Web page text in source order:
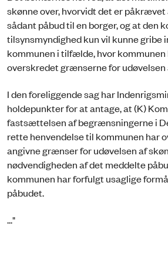
skønne over, hvorvidt det er påkrævet
sådant påbud til en borger, og at den
tilsynsmyndighed kun vil kunne gribe
kommunen i tilfælde, hvor
overskredet grænserne for udøvelsen
I den foreliggende sag har
holdepunkter for at antage, at (K)
fastsættelsen af begrænsningerne i
rette henvendelse til kommunen har
angivne grænser for udøvelsen af
nødvendigheden af det meddelte
kommunen har forfulgt usaglige
påbudet.
..."